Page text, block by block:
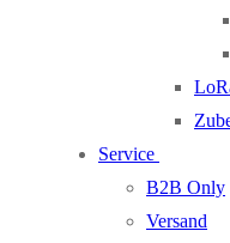
Service
B2B Only
Versand